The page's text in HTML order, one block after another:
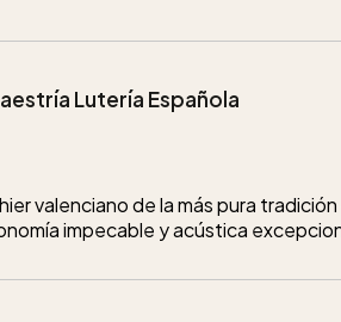
Lutería Española
valenciano de la más pura
impecable y acústica